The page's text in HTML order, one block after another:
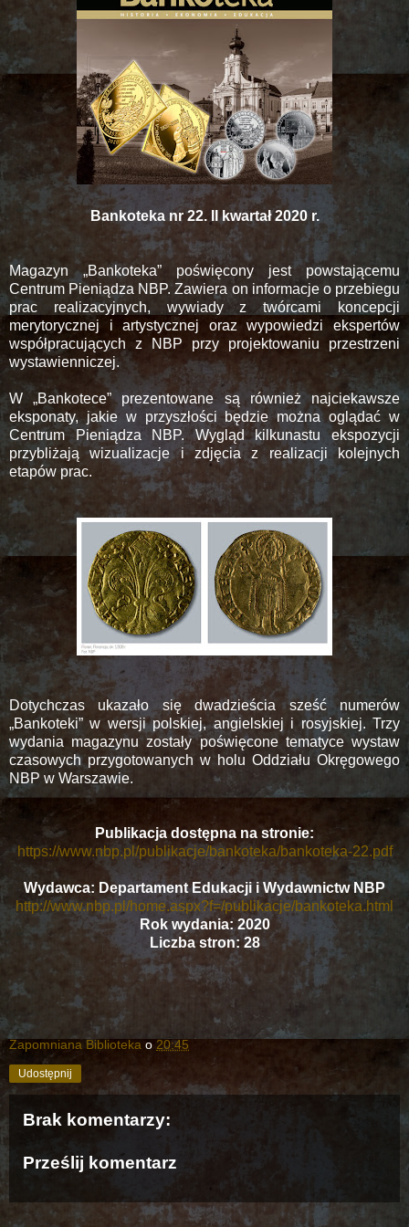
Bankoteka nr 22. II kwartał 2020 r.
Magazyn „Bankoteka” poświęcony jest powstającemu
Centrum Pieniądza NBP. Zawiera on informacje o przebiegu
prac realizacyjnych, wywiady z twórcami koncepcji
merytorycznej i artystycznej oraz wypowiedzi ekspertów
współpracujących z NBP przy projektowaniu przestrzeni
wystawienniczej.
W „Bankotece” prezentowane są również najciekawsze
eksponaty, jakie w przyszłości będzie można oglądać w
Centrum Pieniądza NBP. Wygląd kilkunastu ekspozycji
przybliżają wizualizacje i zdjęcia z realizacji kolejnych
etapów prac.
Dotychczas ukazało się dwadzieścia sześć numerów
„Bankoteki” w wersji polskiej, angielskiej i rosyjskiej. Trzy
wydania magazynu zostały poświęcone tematyce wystaw
czasowych przygotowanych w holu Oddziału Okręgowego
NBP w Warszawie.
Publikacja dostępna na stronie:
https://www.nbp.pl/publikacje/bankoteka/bankoteka-22.pdf
Wydawca: Departament Edukacji i Wydawnictw NBP
http://www.nbp.pl/home.aspx?f=/publikacje/bankoteka.html
Rok wydania: 2020
Liczba stron: 28
Zapomniana Biblioteka o 20:45
Udostępnij
Brak komentarzy:
Prześlij komentarz